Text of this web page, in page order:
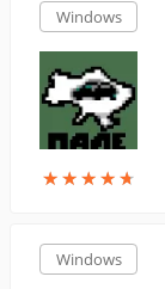
Windows
★★★★★
★★★★★
Windows